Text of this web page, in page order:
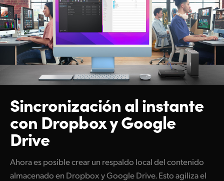
Sincronización al instante
con Dropbox y Google
Drive
Ahora es posible crear un respaldo local del contenido
almacenado en Dropbox y Google Drive. Esto agiliza el